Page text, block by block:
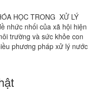
HỌC TRONG XỬ LÝ
nhức nhối của xã hội hiện
trường và sức khỏe con
phương pháp xử lý nước